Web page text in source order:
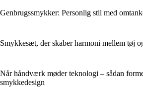
Genbrugssmykker: Personlig stil med
Smykkesæt, der skaber harmoni mellem tøj
Når håndværk møder teknologi – sådan
smykkedesign